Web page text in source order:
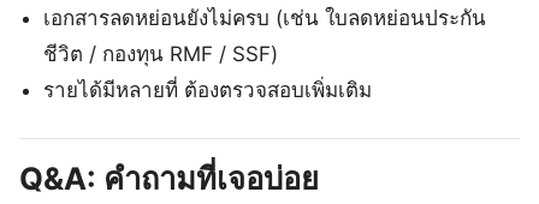
เอกสารลดหย่อนยังไม่ครบ (เช่น ใบลดหย่อนประกัน
ชีวิต / กองทุน RMF / SSF)
รายได้มีหลายที่ ต้องตรวจสอบเพิ่มเติม
Q&A: คำถามที่เจอบ่อย